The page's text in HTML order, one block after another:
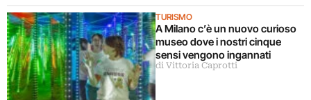
TURISMO
A Milano c’è un nuovo curioso
museo dove i nostri cinque
sensi vengono ingannati
di Vittoria Caprotti